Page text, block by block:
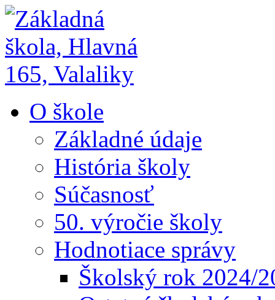
O škole
Základné údaje
História školy
Súčasnosť
50. výročie školy
Hodnotiace správy
Školský rok 2024/